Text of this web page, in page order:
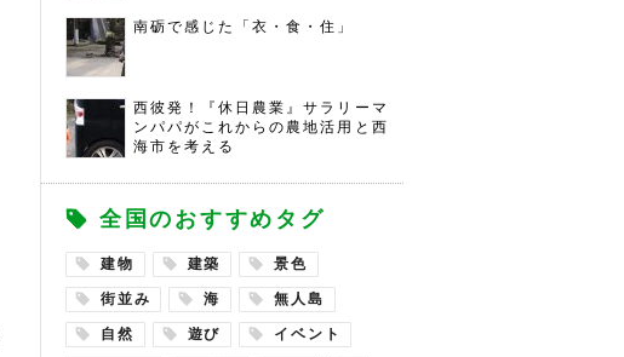
南砺で感じた「衣・食・住」
西彼発！『休日農業』サラリーマ
ンパパがこれからの農地活用と西
海市を考える
全国のおすすめタグ
建物 建築 景色
街並み 海 無人島
自然 遊び イベント